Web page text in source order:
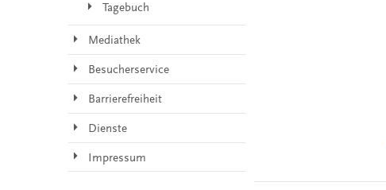
Tagebuch
Mediathek
Besucherservice
Barrierefreiheit
Dienste
Impressum